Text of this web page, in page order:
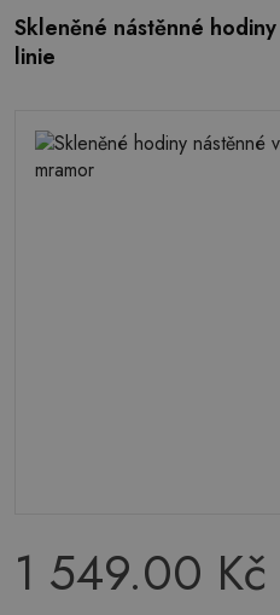
Skleněné nástěnné
linie
1 549.00 Kč